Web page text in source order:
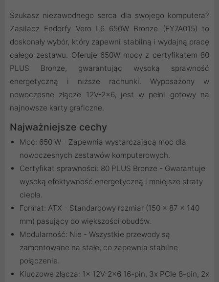
Szukasz niezawodnego serca dla swojego komputera?
Zasilacz Endorfy Vero L6 650W Bronze (EY7A015) to
doskonały wybór, który zapewni stabilną i wydajną pracę
całego zestawu. Oferuje 650W mocy z certyfikatem 80
PLUS Bronze, gwarantując wysoką sprawność
energetyczną i niższe rachunki. Wyposażony w
nowoczesne złącze 12V-2x6, jest w pełni gotowy na
najnowsze karty graficzne.
Najważniejsze cechy
Moc: 650 W - Zapewnia wystarczającą moc dla
nowoczesnych zestawów komputerowych.
Certyfikat sprawności: 80 PLUS Bronze - Gwarantuje
wysoką efektywność energetyczną i mniejsze straty
ciepła.
Format: ATX - Standardowy rozmiar (150 x 87 x 140
mm) pasujący do większości obudów.
Modularność: Nie - Wszystkie przewody są
zamontowane na stałe, co zapewnia stabilne
połączenie.
Kluczowe złącza: 1x 12V-2x6 16-pin, 3x PCIe 8-pin, 2x